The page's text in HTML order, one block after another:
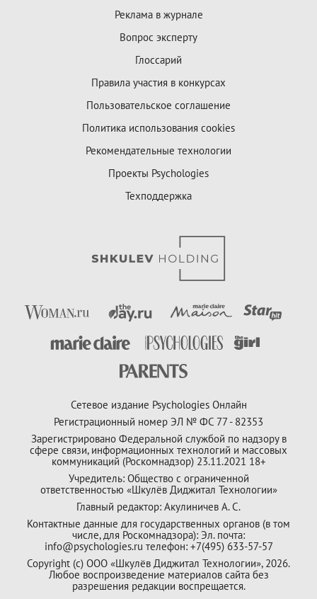
Реклама в журнале
Вопрос эксперту
Глоссарий
Правила участия в конкурсах
Пользовательское соглашение
Политика использования cookies
Рекомендательные технологии
Проекты Psychologies
Техподдержка
Сетевое издание Psychologies Онлайн
Регистрационный номер ЭЛ № ФС 77 - 82353
Зарегистрировано Федеральной службой по надзору в
сфере связи, информационных технологий и массовых
коммуникаций (Роскомнадзор) 23.11.2021 18+
Учредитель: Общество с ограниченной
ответственностью «Шкулёв Диджитал Технологии»
Главный редактор: Акулиничев А. С.
Контактные данные для государственных органов (в том
числе, для Роскомнадзора): Эл. почта:
info@psychologies.ru телефон: +7(495) 633-57-57
Copyright (с) ООО «Шкулёв Диджитал Технологии», 2026.
Любое воспроизведение материалов сайта без
разрешения редакции воспрещается.